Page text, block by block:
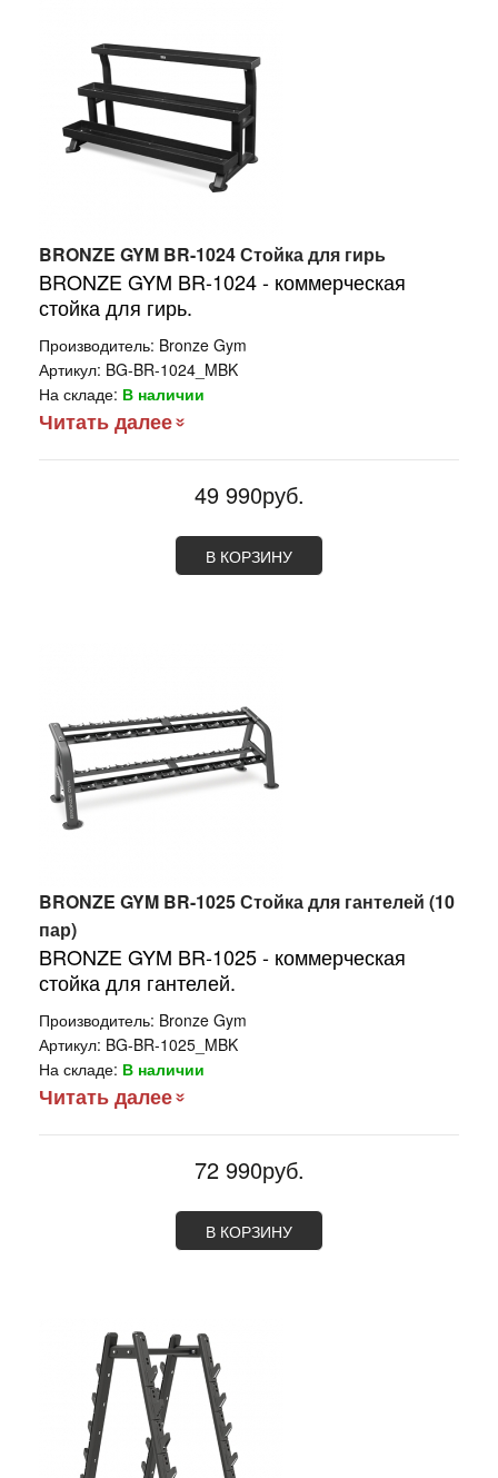
BRONZE GYM BR-1024 Стойка для гирь
BRONZE GYM BR-1024 - коммерческая
стойка для гирь.
Производитель: Bronze Gym
Артикул: BG-BR-1024_MBK
На складе: В наличии
Читать далее
49 990руб.
В КОРЗИНУ
BRONZE GYM BR-1025 Стойка для гантелей (10
пар)
BRONZE GYM BR-1025 - коммерческая
стойка для гантелей.
Производитель: Bronze Gym
Артикул: BG-BR-1025_MBK
На складе: В наличии
Читать далее
72 990руб.
В КОРЗИНУ